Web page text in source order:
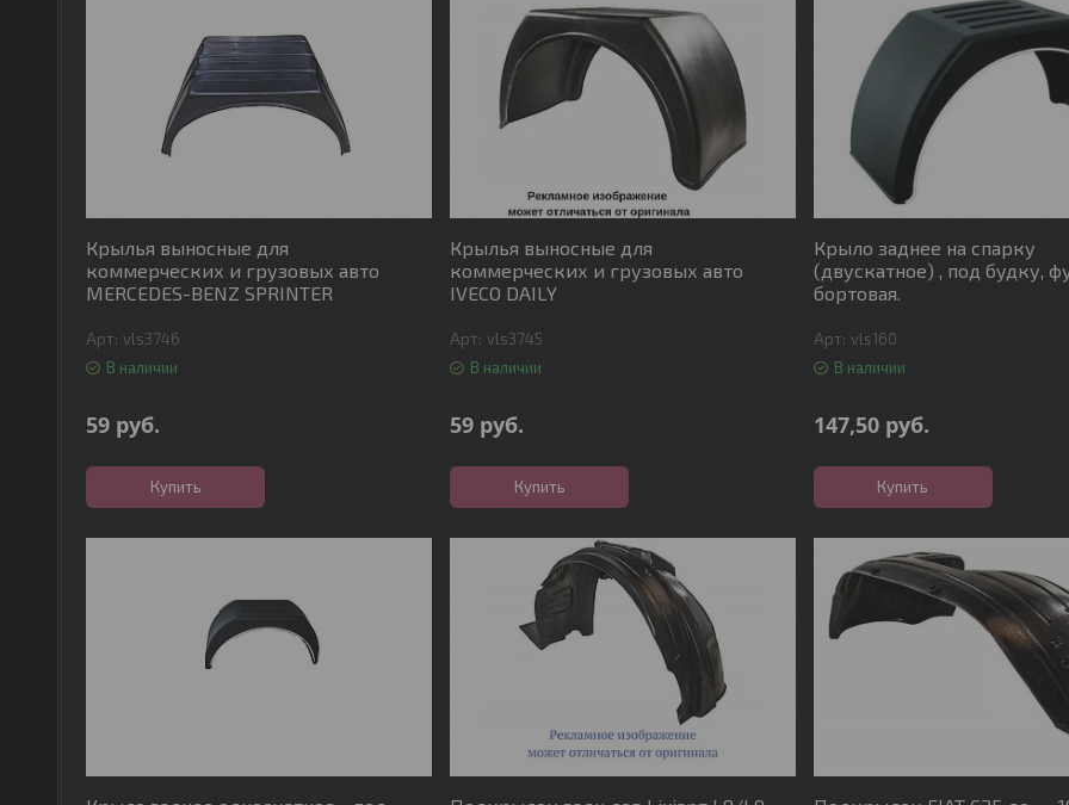
Крылья выносные для
коммерческих и грузовых авто
MERCEDES-BENZ SPRINTER
vls3746
В наличии
59 руб.
Купить
Крылья выносные для
коммерческих и грузовых авто
IVECO DAILY
vls3745
В наличии
59 руб.
Купить
Крыло заднее на спарку
(двускатное) , под будку,
бортовая.
vls160
В наличии
147,50 руб.
Купить